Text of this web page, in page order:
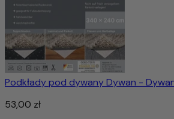
Podkłady pod dywany Dywan -
53,00 zł